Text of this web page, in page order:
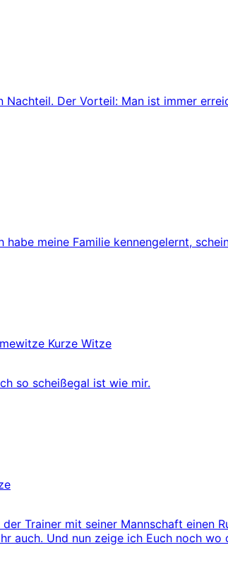
Nachteil. Der Vorteil: Man ist immer
meine Familie kennengelernt,
Kurze Witze
so scheißegal ist wie mir.
Trainer mit seiner Mannschaft einen
auch. Und nun zeige ich Euch noch wo